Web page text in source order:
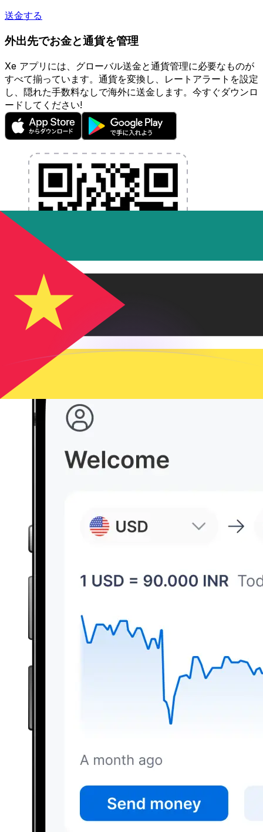
送金する
外出先でお金と通貨を管理
Xe アプリには、グローバル送金と通貨管理に必要なものが
すべて揃っています。通貨を変換し、レートアラートを設定
し、隠れた手数料なしで海外に送金します。今すぐダウンロ
ードしてください!